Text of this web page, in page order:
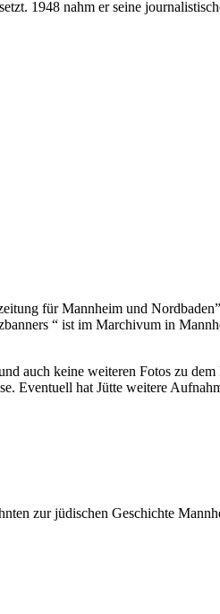
1948 nahm er seine
für Mannheim und
“ ist im Marchivum in
auch keine weiteren Fotos zu
Eventuell hat Jütte weitere
zur jüdischen Geschichte